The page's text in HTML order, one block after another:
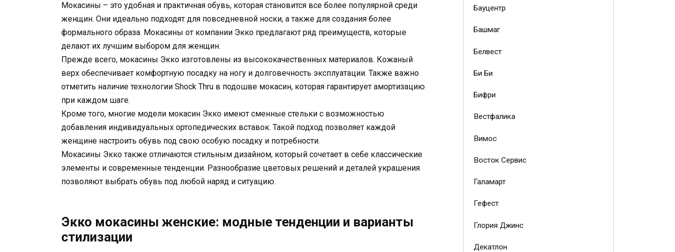
Мокасины – это удобная и практичная обувь, которая становится все более популярной среди
женщин. Они идеально подходят для повседневной носки, а также для создания более
формального образа. Мокасины от компании Экко предлагают ряд преимуществ, которые
делают их лучшим выбором для женщин.
Прежде всего, мокасины Экко изготовлены из высококачественных материалов. Кожаный
верх обеспечивает комфортную посадку на ногу и долговечность эксплуатации. Также важно
отметить наличие технологии Shock Thru в подошве мокасин, которая гарантирует амортизацию
при каждом шаге.
Кроме того, многие модели мокасин Экко имеют сменные стельки с возможностью
добавления индивидуальных ортопедических вставок. Такой подход позволяет каждой
женщине настроить обувь под свою особую посадку и потребности.
Мокасины Экко также отличаются стильным дизайном, который сочетает в себе классические
элементы и современные тенденции. Разнообразие цветовых решений и деталей украшения
позволяют выбрать обувь под любой наряд и ситуацию.
Экко мокасины женские: модные тенденции и варианты
стилизации
Бауцентр
Башмаг
Белвест
Би Би
Бифри
Вестфалика
Вимос
Восток Сервис
Галамарт
Гефест
Глория Джинс
Декатлон